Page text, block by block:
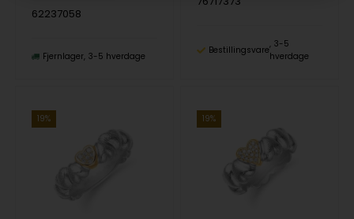
62237058
Fjernlager 3-5 hverdage
Bestillingsvare
3-5
hverdage
19% 19%